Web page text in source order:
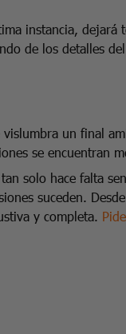
instancia, dejará
de los detalles
un final
se encuentran
solo hace falta
suceden.
y completa.